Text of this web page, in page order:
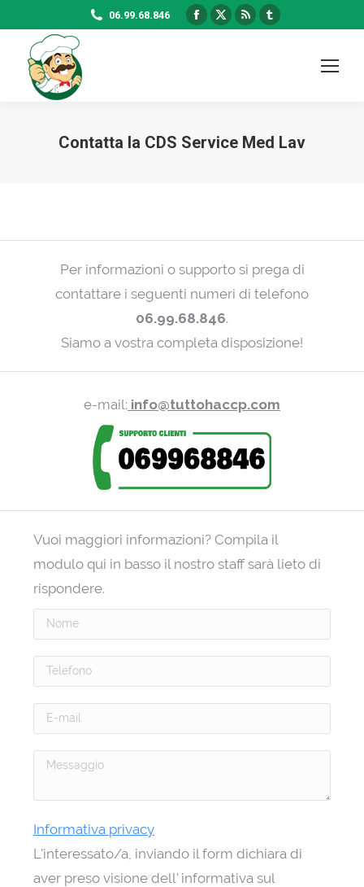
06.99.68.846
Facebook
X
Rss Tumblr
Contatta la CDS Service Med Lav
Per informazioni o supporto si prega di
contattare i seguenti numeri di telefono
06.99.68.846.
Siamo a vostra completa disposizione!
e-mail: info@tuttohaccp.com
Vuoi maggiori informazioni? Compila il
modulo qui in basso il nostro staff sarà lieto di
rispondere.
Informativa privacy
L'interessato/a, inviando il form dichiara di
aver preso visione dell' informativa sul